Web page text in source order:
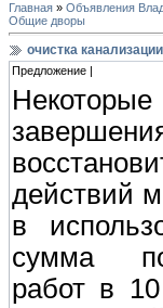
Главная » Объявления
Общие дворы
очистка
Предложение |
действий
в
сумма
работ в